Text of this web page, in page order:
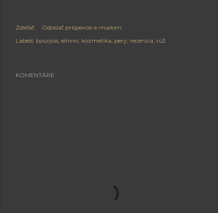
Zdieľať
Odoslať príspevok e-mailom
Labels: bourjois elnino kozmetika pery recenzia rúž
KOMENTÁRE